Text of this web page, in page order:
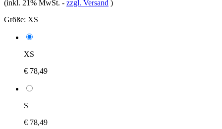
(inkl. 21% MwSt. - zzgl. Versand )
Größe: XS
XS
€ 78,49
S
€ 78,49